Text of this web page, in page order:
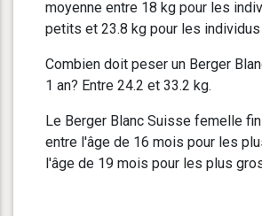
moyenne entre 18 kg pour les
petits et 23.8 kg pour les
Combien doit peser un Berger
1 an? Entre 24.2 et 33.2 kg.
Le Berger Blanc Suisse femelle
entre l'âge de 16 mois pour les
l'âge de 19 mois pour les plus